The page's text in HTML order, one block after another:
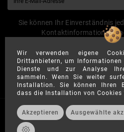
Wir verwenden eigene
Drittanbietern, um Informationen
Dienste und zur Analyse
sammeln. Wenn Sie weiter
Installation. Sie können Ihren
dass die Installation von Cookies
Akzeptieren Ausgewählte
Sie können Ihr Einverständnis
Kontaktinformationen
Widerruf/